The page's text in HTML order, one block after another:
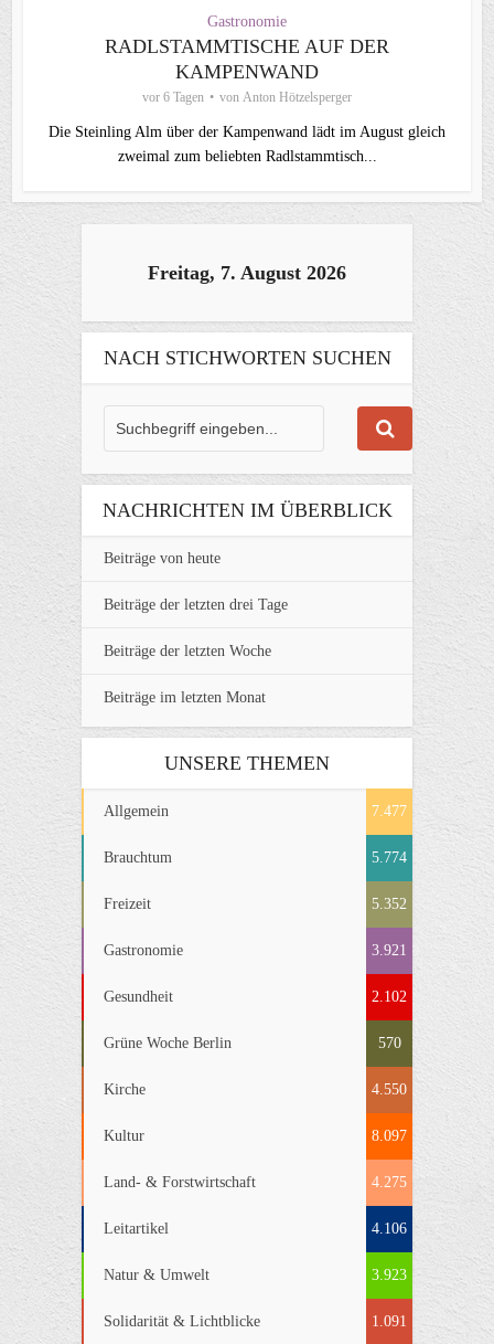
Gastronomie
RADLSTAMMTISCHE AUF DER
KAMPENWAND
vor 6 Tagen von Anton Hötzelsperger
Die Steinling Alm über der Kampenwand lädt im August gleich
zweimal zum beliebten Radlstammtisch...
Freitag, 7. August 2026
NACH STICHWORTEN SUCHEN
NACHRICHTEN IM ÜBERBLICK
Beiträge von heute
Beiträge der letzten drei Tage
Beiträge der letzten Woche
Beiträge im letzten Monat
UNSERE THEMEN
Allgemein 7.477
Brauchtum 5.774
Freizeit 5.352
Gastronomie 3.921
Gesundheit 2.102
Grüne Woche Berlin 570
Kirche 4.550
Kultur 8.097
Land- & Forstwirtschaft 4.275
Leitartikel 4.106
Natur & Umwelt 3.923
Solidarität & Lichtblicke 1.091